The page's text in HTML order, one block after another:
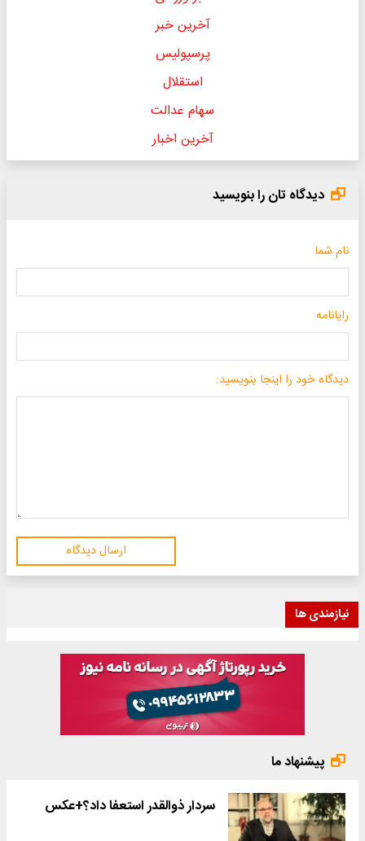
آخرین خبر
پرسپولیس
استقلال
سهام عدالت
آخرین اخبار
دیدگاه تان را بنویسید
نام شما
رایانامه
دیدگاه خود را اینجا بنویسید:
ارسال دیدگاه
نیازمندی ها
پیشنهاد ما
سردار ذوالقدر استعفا داد؟+عکس